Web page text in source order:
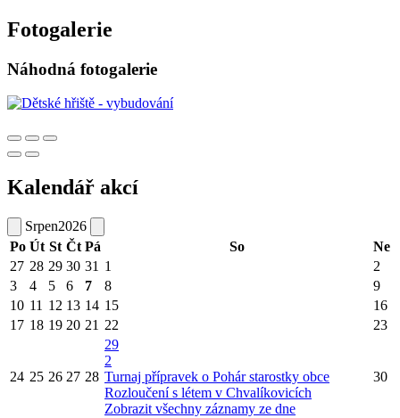
Fotogalerie
Náhodná fotogalerie
Kalendář akcí
Srpen2026
Po Út St Čt Pá So
Ne
27 28 29 30 31 1
2
3
4 5 6 7 8
9
10 11 12 13 14 15
16
17 18 19 20 21 22 23
24 25 26 27 28
29
2
Turnaj přípravek o Pohár starostky obce
Rozloučení s létem v Chvalíkovicích
Zobrazit všechny záznamy ze dne
30